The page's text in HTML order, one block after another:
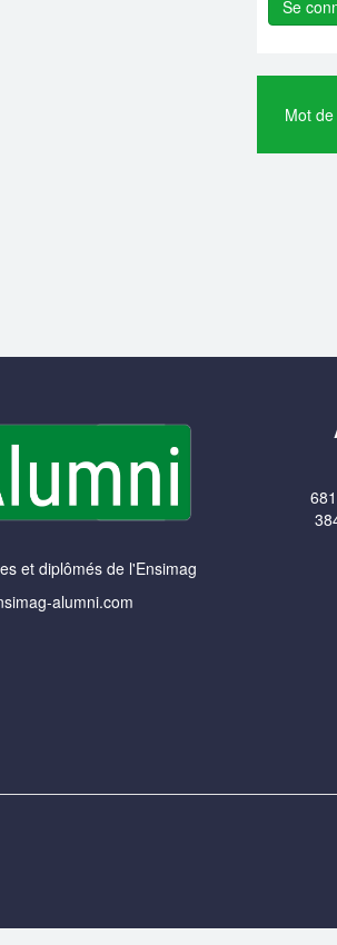
Mot
et diplômés de l'Ensimag
alumni.com